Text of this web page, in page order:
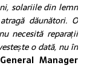
solariile din lemn
dăunători. O
necesită reparații
o dată, nu în
Manager